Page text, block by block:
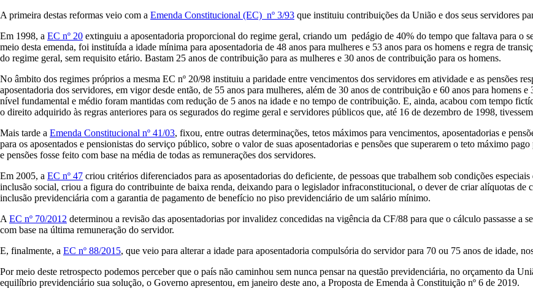
A primeira destas reformas veio com a Emenda Constitucional (EC) nº 3/93 que instituiu contribuições da União e dos seus servidores
Em 1998, a EC nº 20 extinguiu a aposentadoria proporcional do regime geral, criando um pedágio de 40% do tempo que faltava para o
meio desta emenda, foi instituída a idade mínima para aposentadoria de 48 anos para mulheres e 53 anos para os homens e regra de
do regime geral, sem requisito etário. Bastam 25 anos de contribuição para as mulheres e 30 anos de contribuição para os homens.
No âmbito dos regimes próprios a mesma EC nº 20/98 instituiu a paridade entre vencimentos dos servidores em atividade e as pensões
aposentadoria dos servidores, em vigor desde então, de 55 anos para mulheres, além de 30 anos de contribuição e 60 anos para homens
nível fundamental e médio foram mantidas com redução de 5 anos na idade e no tempo de contribuição. E, ainda, acabou com tempo
o direito adquirido às regras anteriores para os segurados do regime geral e servidores públicos que, até 16 de dezembro de 1998,
Mais tarde a Emenda Constitucional nº 41/03, fixou, entre outras determinações, tetos máximos para vencimentos, aposentadorias e
para os aposentados e pensionistas do serviço público, sobre o valor de suas aposentadorias e pensões que superarem o teto máximo
e pensões fosse feito com base na média de todas as remunerações dos servidores.
Em 2005, a EC nº 47 criou critérios diferenciados para as aposentadorias do deficiente, de pessoas que trabalhem sob condições
inclusão social, criou a figura do contribuinte de baixa renda, deixando para o legislador infraconstitucional, o dever de criar alíquotas de
inclusão previdenciária com a garantia de pagamento de benefício no piso previdenciário de um salário mínimo.
A EC nº 70/2012 determinou a revisão das aposentadorias por invalidez concedidas na vigência da CF/88 para que o cálculo passasse a
com base na última remuneração do servidor.
E, finalmente, a EC nº 88/2015, que veio para alterar a idade para aposentadoria compulsória do servidor para 70 ou 75 anos de idade,
Por meio deste retrospecto podemos perceber que o país não caminhou sem nunca pensar na questão previdenciária, no orçamento da
equilíbrio previdenciário sua solução, o Governo apresentou, em janeiro deste ano, a Proposta de Emenda à Constituição nº 6 de 2019.